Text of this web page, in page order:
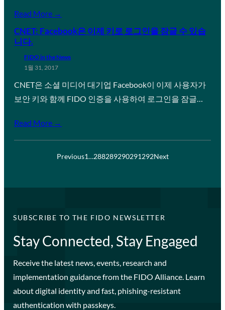
Read More →
CNET: Facebook은 이제 키로 로그인을 잠글 수 있습
니다.
FIDO in the News
1월 31, 2017
CNET은 소셜 미디어 대기업 Facebook이 이제 사용자가
보안 키와 함께 FIDO 인증을 사용하여 로그인을 잠글…
Read More →
Previous1…288289290291292Next
SUBSCRIBE TO THE FIDO NEWSLETTER
Stay Connected, Stay Engaged
Receive the latest news, events, research and
implementation guidance from the FIDO Alliance. Learn
about digital identity and fast, phishing-resistant
authentication with passkeys.